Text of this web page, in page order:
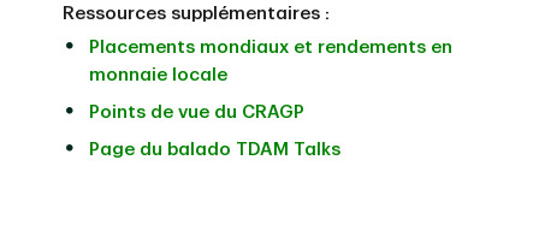
Ressources supplémentaires :
Placements mondiaux et rendements en
monnaie locale
Points de vue du CRAGP
Page du balado TDAM Talks